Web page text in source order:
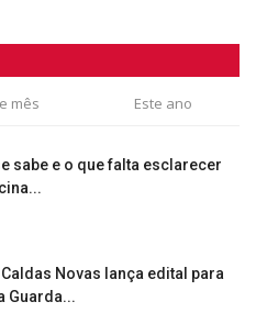
mês Este ano
sabe e o que falta esclarecer
Novas lança edital para
Guarda...